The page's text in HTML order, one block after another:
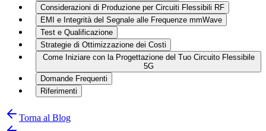
Considerazioni di Produzione per Circuiti Flessibili RF
EMI e Integrità del Segnale alle Frequenze mmWave
Test e Qualificazione
Strategie di Ottimizzazione dei Costi
Come Iniziare con la Progettazione del Tuo Circuito Flessibile
5G
Domande Frequenti
Riferimenti
Torna al Blog